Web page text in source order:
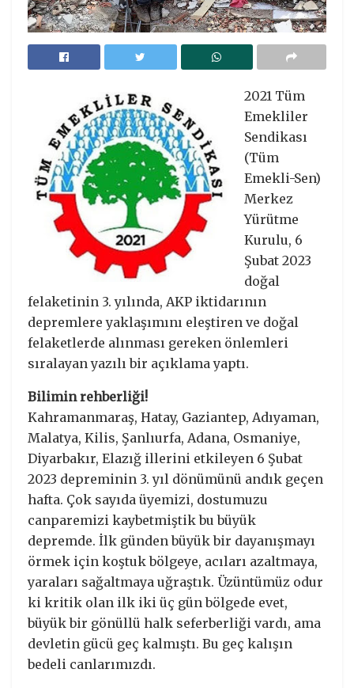
2021 Tüm
Emekliler
Sendikası
(Tüm
Emekli-Sen)
Merkez
Yürütme
Kurulu, 6
Şubat 2023
doğal
felaketinin 3. yılında, AKP iktidarının
depremlere yaklaşımını eleştiren ve doğal
felaketlerde alınması gereken önlemleri
sıralayan yazılı bir açıklama yaptı.
Bilimin rehberliği!
Kahramanmaraş, Hatay, Gaziantep, Adıyaman,
Malatya, Kilis, Şanlıurfa, Adana, Osmaniye,
Diyarbakır, Elazığ illerini etkileyen 6 Şubat
2023 depreminin 3. yıl dönümünü andık geçen
hafta. Çok sayıda üyemizi, dostumuzu
canparemizi kaybetmiştik bu büyük
depremde. İlk günden büyük bir dayanışmayı
örmek için koştuk bölgeye, acıları azaltmaya,
yaraları sağaltmaya uğraştık. Üzüntümüz odur
ki kritik olan ilk iki üç gün bölgede evet,
büyük bir gönüllü halk seferberliği vardı, ama
devletin gücü geç kalmıştı. Bu geç kalışın
bedeli canlarımızdı.